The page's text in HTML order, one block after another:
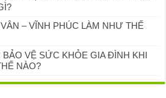
– VĨNH PHÚC LÀM NHƯ THẾ
VỆ SỨC KHỎE GIA ĐÌNH KHI
NÀO?